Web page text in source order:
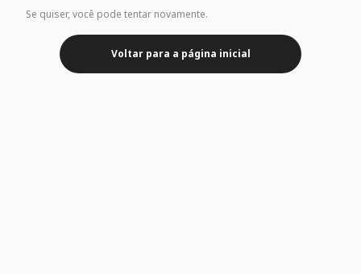
Se quiser, você pode tentar novamente.
Voltar para a página inicial